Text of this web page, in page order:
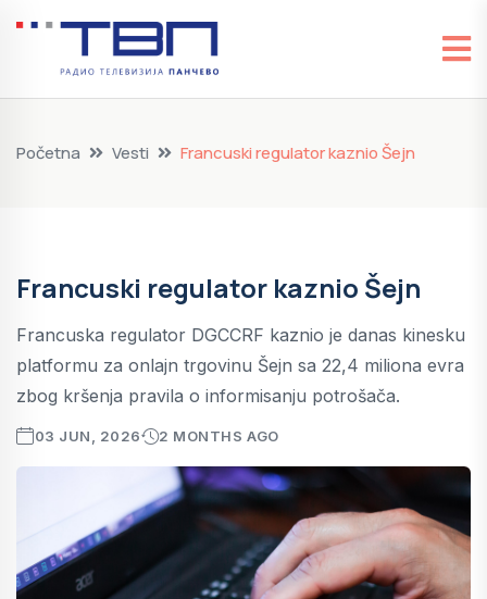
Početna Vesti Francuski regulator kaznio Šejn
Francuski regulator kaznio Šejn
Francuska regulator DGCCRF kaznio je danas kinesku
platformu za onlajn trgovinu Šejn sa 22,4 miliona evra
zbog kršenja pravila o informisanju potrošača.
03 JUN, 2026 2 MONTHS AGO